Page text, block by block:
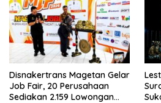
Disnakertrans Magetan Gelar
Job Fair, 20 Perusahaan
Sediakan 2.159 Lowongan